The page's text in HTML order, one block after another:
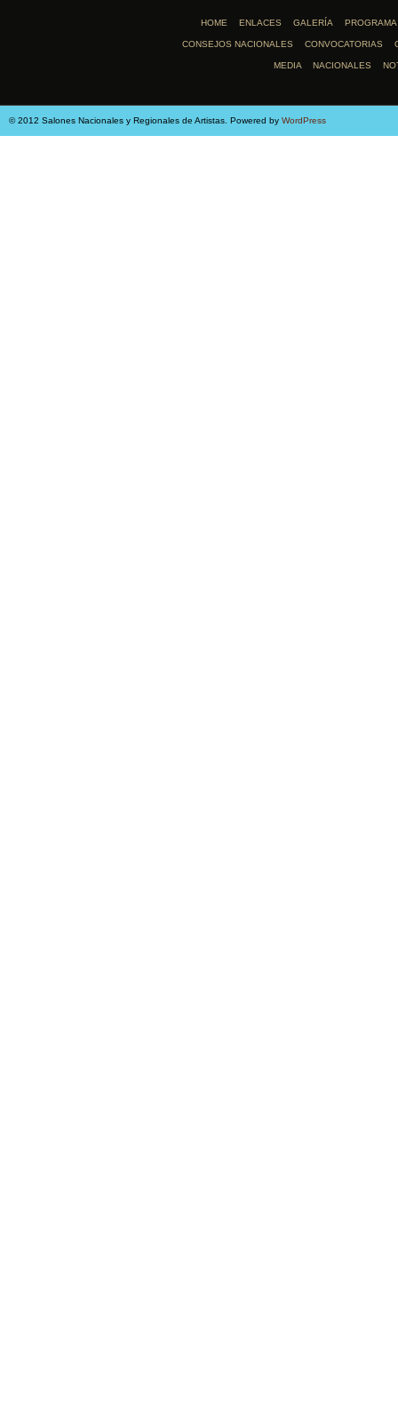
HOME ENLACES GALERÍA PROGRAMA
CONSEJOS NACIONALES CONVOCATORIAS
MEDIA NACIONALES
© 2012 Salones Nacionales y Regionales de Artistas. Powered by WordPress